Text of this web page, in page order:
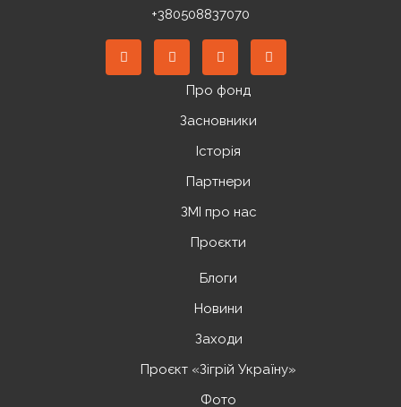
+380508837070
Про фонд
Засновники
Історія
Партнери
ЗМІ про нас
Проєкти
Блоги
Новини
Заходи
Проєкт «Зігрій Україну»
Фото